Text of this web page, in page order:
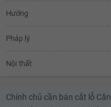
Hướng
Pháp lý
Nội thất
Chính chủ cần bán cắt lỗ